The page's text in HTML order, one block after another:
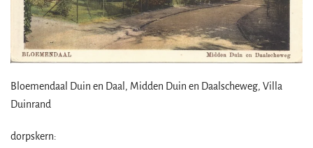
Bloemendaal Duin en Daal, Midden Duin en Daalscheweg, Villa
Duinrand
dorpskern: